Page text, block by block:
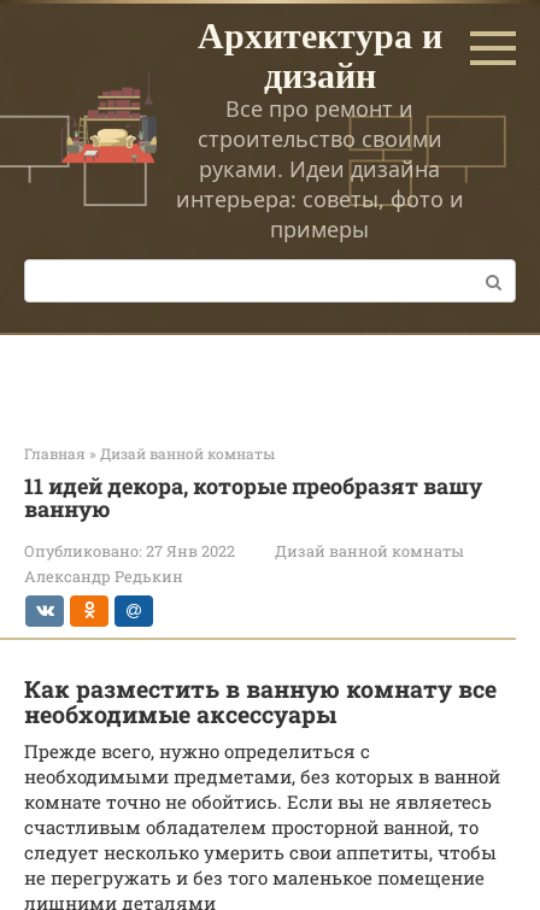
Перейти
Архитектура и
дизайн
Все про ремонт и
строительство своими
руками. Идеи дизайна
интерьера: советы, фото и
примеры
Поиск:
Главная » Дизай ванной комнаты
11 идей декора, которые преобразят вашу
ванную
Опубликовано: 27 Янв 2022
Дизай ванной комнаты
Александр Редькин
Как разместить в ванную комнату все
необходимые аксессуары
Прежде всего, нужно определиться с
необходимыми предметами, без которых в ванной
комнате точно не обойтись. Если вы не являетесь
счастливым обладателем просторной ванной, то
следует несколько умерить свои аппетиты, чтобы
не перегружать и без того маленькое помещение
лишними деталями